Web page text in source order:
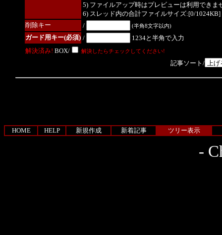
5) ファイルアップ時はプレビューは利用できま
6) スレッド内の合計ファイルサイズ:[0/1024KB]
削除キー
/ (半角8文字以内)
ガード用キー(必須) /
1234と半角で入力
解決済み! BOX/ 解決したらチェックしてください!
記事ソート/
HOME HELP 新規作成 新着記事 ツリー表示
-